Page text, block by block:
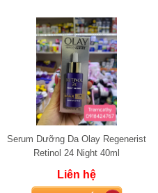
Serum Dưỡng Da Olay Regenerist
Retinol 24 Night 40ml
Liên hệ